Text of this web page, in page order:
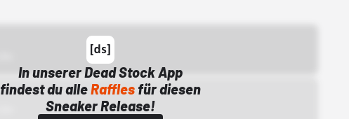
In unserer Dead Stock App
findest du alleRaffles für diesen
Sneaker Release!